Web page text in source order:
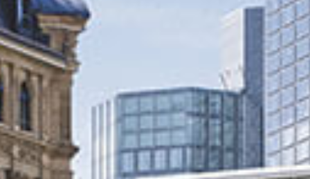
Taktält
Hyrbilar
Verkstad
Citroën-kortet
Skadeverkstad
däckhotell i Kristianstad
Citroën historia
Kontakt